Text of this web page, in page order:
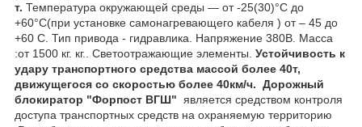
т. Температура окружающей среды ― от -25(30)°С до
+60°С(при установке самонагревающего кабеля ) от – 45 до
+60 С. Тип привода - гидравлика. Напряжение 380В. Масса
:от 1500 кг. кг.. Светоотражающие элементы. Устойчивость к
удару транспортного средства массой более 40т,
движущегося со скоростью более 40км/ч. Дорожный
блокиратор "Форпост ВГШ" является средством контроля
доступа транспортных средств на охраняемую территорию